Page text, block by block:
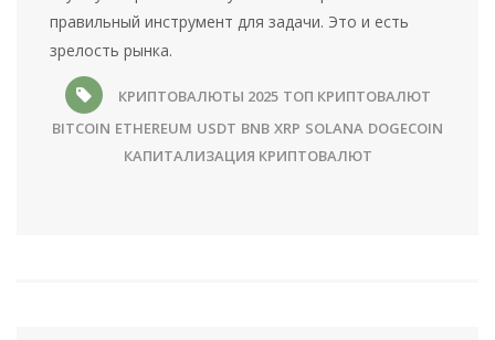
правильный инструмент для задачи. Это и есть
зрелость рынка.
КРИПТОВАЛЮТЫ 2025 ТОП КРИПТОВАЛЮТ
BITCOIN ETHEREUM USDT BNB XRP SOLANA DOGECOIN
КАПИТАЛИЗАЦИЯ КРИПТОВАЛЮТ